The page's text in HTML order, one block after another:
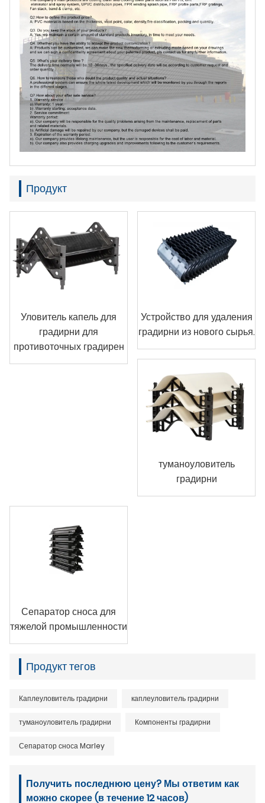
Продукт
Уловитель капель для
градирни для
противоточных градирен
Устройство для удаления
градирни из нового сырья.
туманоуловитель
градирни
Сепаратор сноса для
тяжелой промышленности
Продукт тегов
Каплеуловитель градирни каплеуловитель градирни
туманоуловитель градирни Компоненты градирни
Сепаратор сноса Marley
Получить последнюю цену? Мы ответим как
можно скорее (в течение 12 часов)